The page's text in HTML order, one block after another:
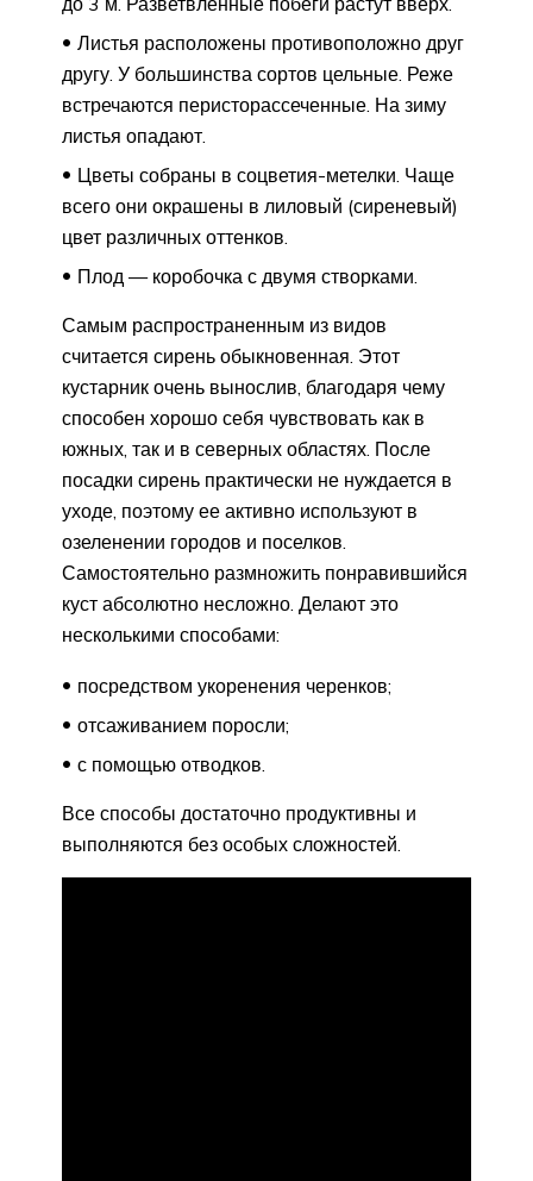
Листья расположены противоположно друг
другу. У большинства сортов цельные. Реже
встречаются перисторассеченные. На зиму
листья опадают.
Цветы собраны в соцветия-метелки. Чаще
всего они окрашены в лиловый (сиреневый)
цвет различных оттенков.
Плод — коробочка с двумя створками.
Самым распространенным из видов
считается сирень обыкновенная. Этот
кустарник очень вынослив, благодаря чему
способен хорошо себя чувствовать как в
южных, так и в северных областях. После
посадки сирень практически не нуждается в
уходе, поэтому ее активно используют в
озеленении городов и поселков.
Самостоятельно размножить понравившийся
куст абсолютно несложно. Делают это
несколькими способами:
посредством укоренения черенков;
отсаживанием поросли;
с помощью отводков.
Все способы достаточно продуктивны и
выполняются без особых сложностей.